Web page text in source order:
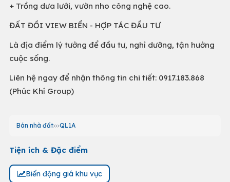
+ Trồng dưa lưới, vườn nho công nghệ cao.
ĐẤT ĐỒI VIEW BIỂN - HỢP TÁC ĐẦU TƯ
Là địa điểm lý tưởng để đầu tư, nghỉ dưỡng, tận hưởng
cuộc sống.
Liên hệ ngay để nhận thông tin chi tiết: 0917.183.868
(Phúc Khí Group)
Bán nhà đất QL1A
Tiện ích & Đặc điểm
Biến động giá khu vực